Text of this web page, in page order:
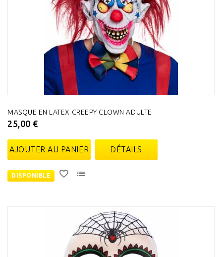
MASQUE EN LATEX CREEPY CLOWN ADULTE
25,00 €
AJOUTER AU PANIER DÉTAILS
DISPONIBLE